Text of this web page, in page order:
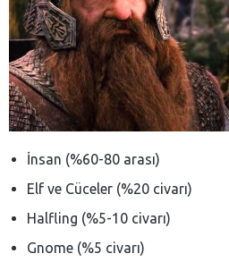
İnsan (%60-80 arası)
Elf ve Cüceler (%20 civarı)
Halfling (%5-10 civarı)
Gnome (%5 civarı)